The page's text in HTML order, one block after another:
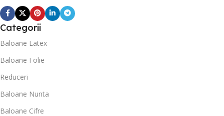
Categorii
Baloane Latex
Baloane Folie
Reduceri
Baloane Nunta
Baloane Cifre